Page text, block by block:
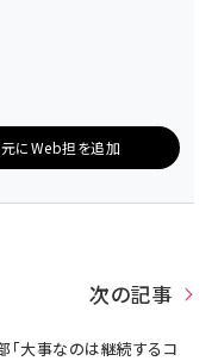
にWeb担を追加
次の記事
「大事なのは継続するコ